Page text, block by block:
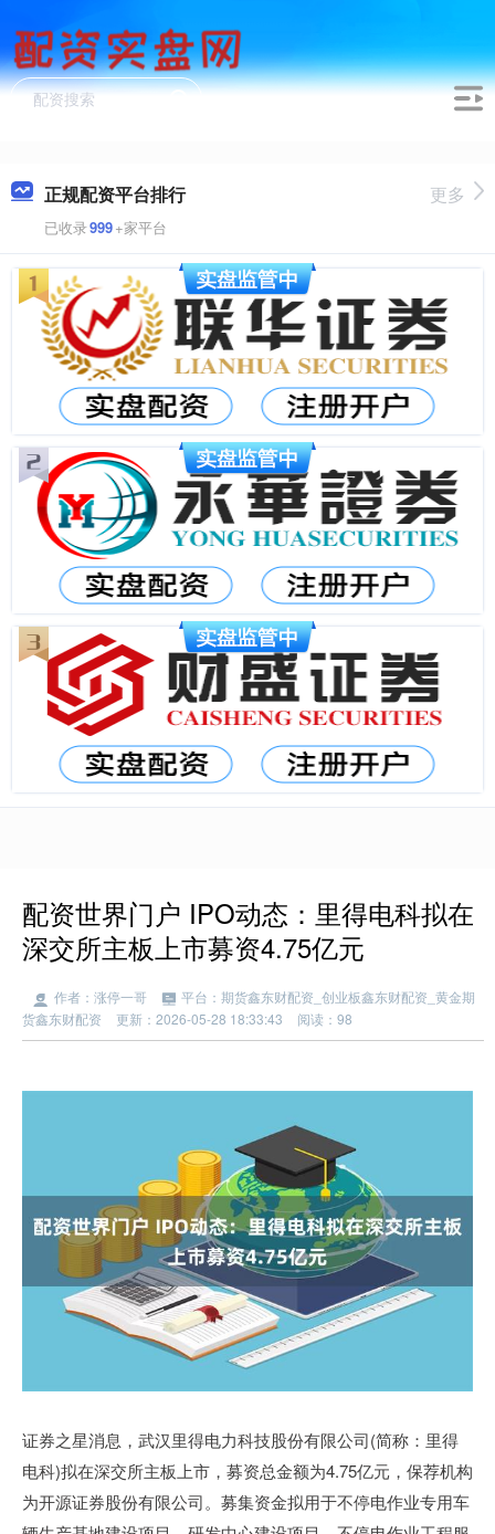
正规配资平台排行
已收录999+家平台
更多
配资世界门户 IPO动态：里得电科拟在
深交所主板上市募资4.75亿元
作者：涨停一哥
平台：期货鑫东财配资_创业板鑫东财配资_黄金期
货鑫东财配资
更新：2026-05-28 18:33:43 阅读：98
证券之星消息，武汉里得电力科技股份有限公司(简称：里得
电科)拟在深交所主板上市，募资总金额为4.75亿元，保荐机构
为开源证券股份有限公司。募集资金拟用于不停电作业专用车